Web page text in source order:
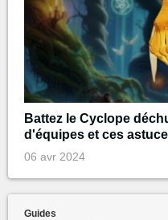
Battez le Cyclope
d'équipes et ces
06 avr 2024
Guides